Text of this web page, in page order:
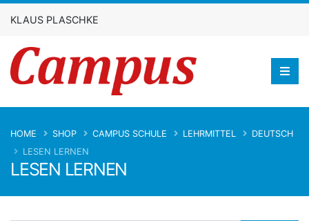
KLAUS PLASCHKE
LESEN LERNEN
HOME SHOP CAMPUS SCHULE LEHRMITTEL
DEUTSCH
LESEN LERNEN